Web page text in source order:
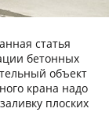
статья
бетонных
объект
крана надо
плоских